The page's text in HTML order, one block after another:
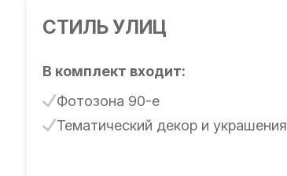
СТИЛЬ УЛИЦ
В комплект входит:
Фотозона 90-е
Тематический декор и украшения